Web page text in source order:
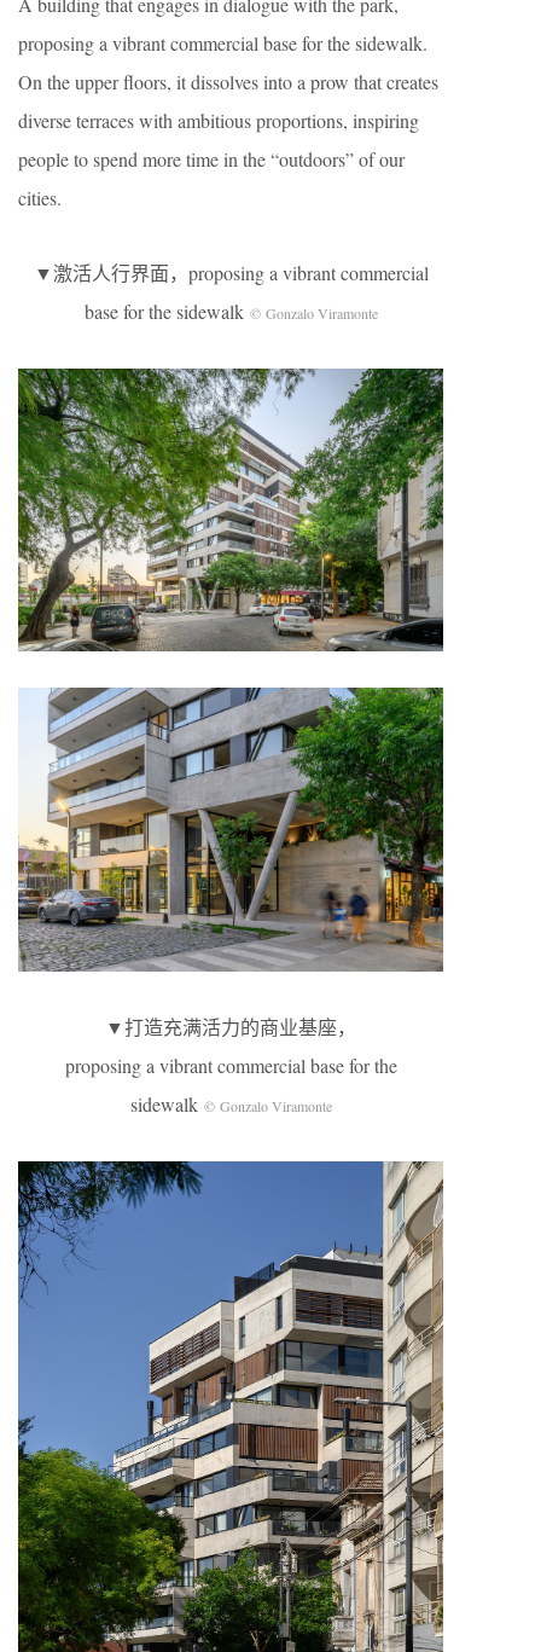
proposing a vibrant commercial base for the sidewalk.
On the upper floors, it dissolves into a prow that creates
diverse terraces with ambitious proportions, inspiring
people to spend more time in the “outdoors” of our
cities.
▼激活人行界面，proposing a vibrant commercial
base for the sidewalk © Gonzalo Viramonte
▼打造充满活力的商业基座，
proposing a vibrant commercial base for the
sidewalk © Gonzalo Viramonte